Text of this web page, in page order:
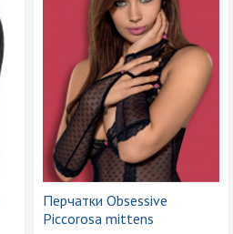
Перчатки Obsessive
Piccorosa mittens